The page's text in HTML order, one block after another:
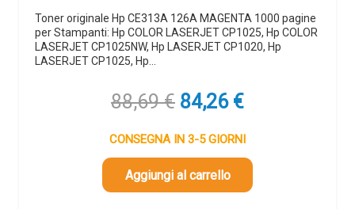
Toner originale Hp CE313A 126A MAGENTA 1000 pagine
per Stampanti: Hp COLOR LASERJET CP1025, Hp COLOR
LASERJET CP1025NW, Hp LASERJET CP1020, Hp
LASERJET CP1025, Hp…
88,69€ Il
originale
era:
88,69 €.
84,26 €Il
attuale
è:
CONSEGNA IN 3-5 GIORNI
Aggiungi al carrello